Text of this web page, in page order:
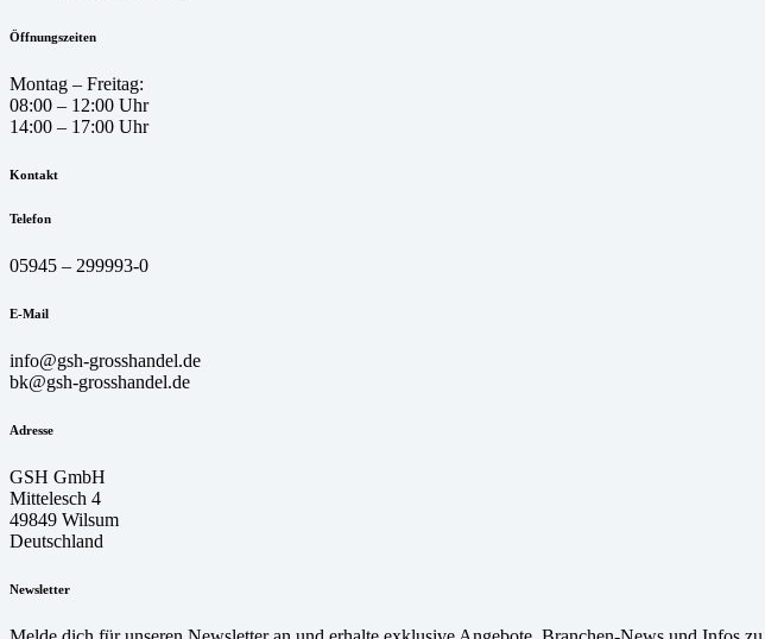
Öffnungszeiten
Montag – Freitag:
08:00 – 12:00 Uhr
14:00 – 17:00 Uhr
Kontakt
Telefon
05945 – 299993-0
E-Mail
info@gsh-grosshandel.de
bk@gsh-grosshandel.de
Adresse
GSH GmbH
Mittelesch 4
49849 Wilsum
Deutschland
Newsletter